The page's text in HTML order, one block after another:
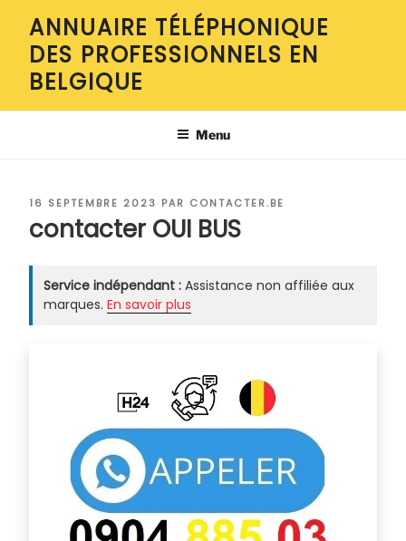
contenu
principal
ANNUAIRE TÉLÉPHONIQUE
DES PROFESSIONNELS EN
BELGIQUE
Menu
PUBLIÉ
16 SEPTEMBRE 2023 PAR CONTACTER.BE
contacter OUI BUS
Service indépendant : Assistance non affiliée aux
marques. En savoir plus